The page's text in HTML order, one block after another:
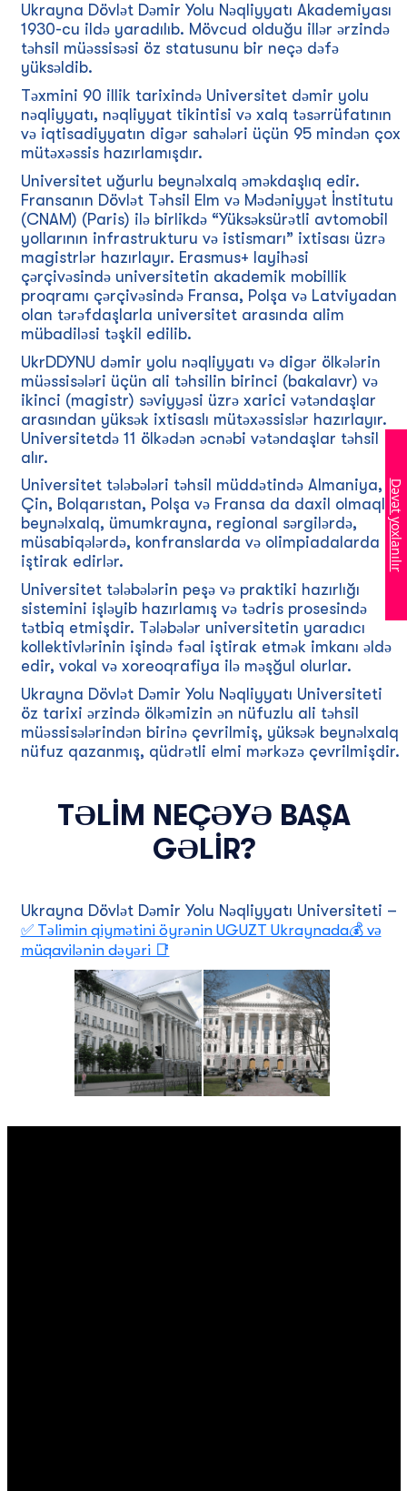
Ukrayna Dövlət Dəmir Yolu Nəqliyyatı Akademiyası
1930-cu ildə yaradılıb. Mövcud olduğu illər ərzində
təhsil müəssisəsi öz statusunu bir neçə dəfə
yüksəldib.
Təxmini 90 illik tarixində Universitet dəmir yolu
nəqliyyatı, nəqliyyat tikintisi və xalq təsərrüfatının
və iqtisadiyyatın digər sahələri üçün 95 mindən çox
mütəxəssis hazırlamışdır.
Universitet uğurlu beynəlxalq əməkdaşlıq edir.
Fransanın Dövlət Təhsil Elm və Mədəniyyət İnstitutu
(CNAM) (Paris) ilə birlikdə “Yüksəksürətli avtomobil
yollarının infrastrukturu və istismarı” ixtisası üzrə
magistrlər hazırlayır. Erasmus+ layihəsi
çərçivəsində universitetin akademik mobillik
proqramı çərçivəsində Fransa, Polşa və Latviyadan
olan tərəfdaşlarla universitet arasında alim
mübadiləsi təşkil edilib.
UkrDDYNU dəmir yolu nəqliyyatı və digər ölkələrin
müəssisələri üçün ali təhsilin birinci (bakalavr) və
ikinci (magistr) səviyyəsi üzrə xarici vətəndaşlar
arasından yüksək ixtisaslı mütəxəssislər hazırlayır.
Universitetdə 11 ölkədən əcnəbi vətəndaşlar təhsil
alır.
Universitet tələbələri təhsil müddətində Almaniya,
Çin, Bolqarıstan, Polşa və Fransa da daxil olmaqla
beynəlxalq, ümumkrayna, regional sərgilərdə,
müsabiqələrdə, konfranslarda və olimpiadalarda
iştirak edirlər.
Universitet tələbələrin peşə və praktiki hazırlığı
sistemini işləyib hazırlamış və tədris prosesində
tətbiq etmişdir. Tələbələr universitetin yaradıcı
kollektivlərinin işində fəal iştirak etmək imkanı əldə
edir, vokal və xoreoqrafiya ilə məşğul olurlar.
Ukrayna Dövlət Dəmir Yolu Nəqliyyatı Universiteti
öz tarixi ərzində ölkəmizin ən nüfuzlu ali təhsil
müəssisələrindən birinə çevrilmiş, yüksək beynəlxalq
nüfuz qazanmış, qüdrətli elmi mərkəzə çevrilmişdir.
TƏLIM NEÇƏYƏ BAŞA
GƏLIR?
Ukrayna Dövlət Dəmir Yolu Nəqliyyatı Universiteti –
✅ Təlimin qiymətini öyrənin UGUZT Ukraynada💰 və
müqavilənin dəyəri 📑
Dəvət yoxlanılır